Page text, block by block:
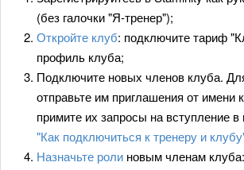
(без галочки "Я-тренер");
Откройте клуб: подключите тариф
профиль клуба;
Подключите новых членов клуба.
отправьте им приглашения от имени
примите их запросы на вступление
"Как подключиться к тренеру и
Назначьте роли новым членам